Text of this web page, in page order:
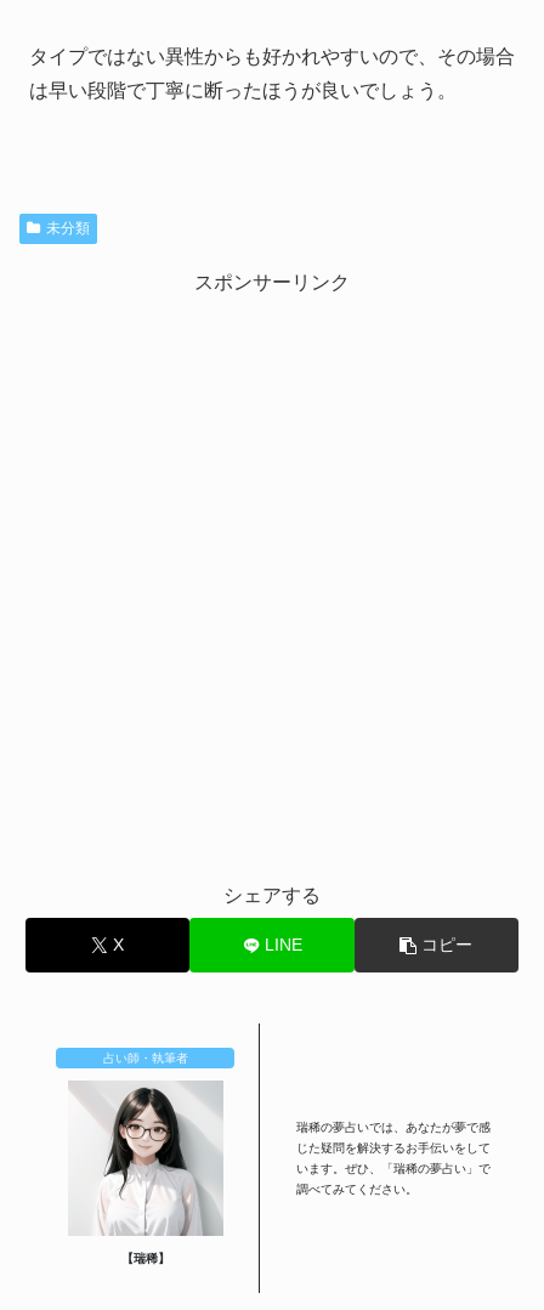
タイプではない異性からも好かれやすいので、その場合
は早い段階で丁寧に断ったほうが良いでしょう。
未分類
スポンサーリンク
シェアする
X LINE コピー
占い師・執筆者
【瑞稀】
瑞稀の夢占いでは、あなたが夢で感
じた疑問を解決するお手伝いをして
います。ぜひ、「瑞稀の夢占い」で
調べてみてください。